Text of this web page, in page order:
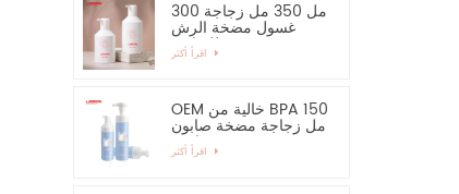
300 مل 350 مل زجاجة
غسول مضخة الرش
للشامبو
OEM خالية من BPA 150
مل زجاجة مضخة صابون
رغوية فارغة